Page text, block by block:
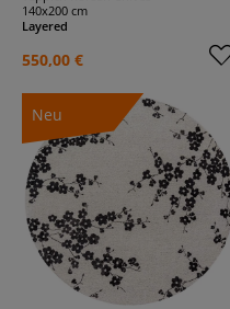
140x200 cm
Layered
550,00 €
Neu